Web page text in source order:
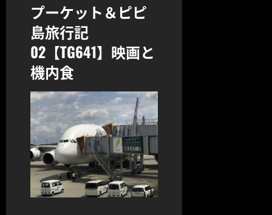
プーケット＆ピピ
島旅行記
02【TG641】映画と
機内食